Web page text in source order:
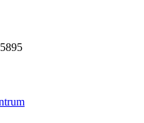
5895